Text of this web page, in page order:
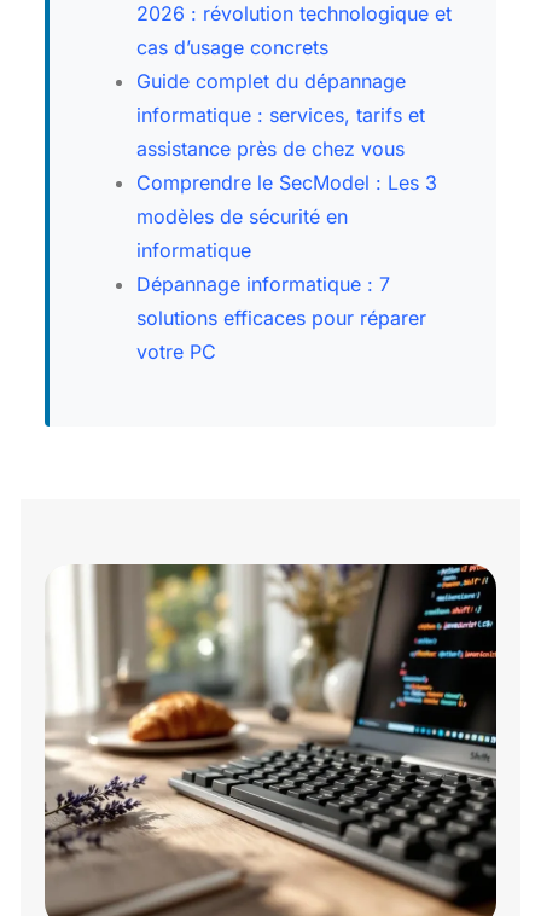
2026 : révolution technologique et
cas d’usage concrets
Guide complet du dépannage
informatique : services, tarifs et
assistance près de chez vous
Comprendre le SecModel : Les 3
modèles de sécurité en
informatique
Dépannage informatique : 7
solutions efficaces pour réparer
votre PC